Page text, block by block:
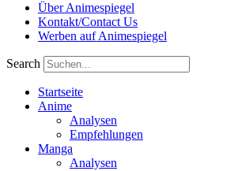
Über Animespiegel
Kontakt/Contact Us
Werben auf Animespiegel
Search
Startseite
Anime
Analysen
Empfehlungen
Manga
Analysen